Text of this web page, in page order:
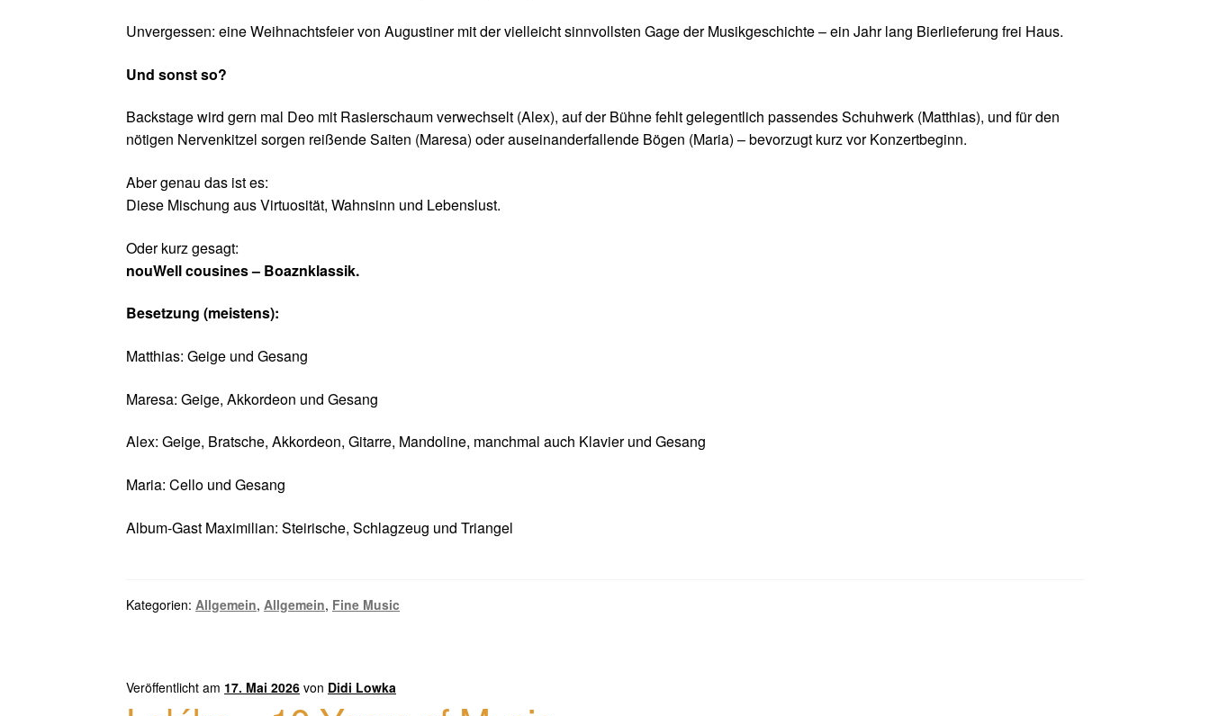
Unvergessen: eine Weihnachtsfeier von Augustiner mit der vielleicht sinnvollsten Gage der Musikgeschichte – ein Jahr lang Bierlieferung frei Haus.
Und sonst so?
Backstage wird gern mal Deo mit Rasierschaum verwechselt (Alex), auf der Bühne fehlt gelegentlich passendes Schuhwerk (Matthias), und für den
nötigen Nervenkitzel sorgen reißende Saiten (Maresa) oder auseinanderfallende Bögen (Maria) – bevorzugt kurz vor Konzertbeginn.
Aber genau das ist es:
Diese Mischung aus Virtuosität, Wahnsinn und Lebenslust.
Oder kurz gesagt:
nouWell cousines – Boaznklassik.
Besetzung (meistens):
Matthias: Geige und Gesang
Maresa: Geige, Akkordeon und Gesang
Alex: Geige, Bratsche, Akkordeon, Gitarre, Mandoline, manchmal auch Klavier und Gesang
Maria: Cello und Gesang
Album-Gast Maximilian: Steirische, Schlagzeug und Triangel
Kategorien: Allgemein, Allgemein, Fine Music
Veröffentlicht am 17. Mai 2026 von Didi Lowka